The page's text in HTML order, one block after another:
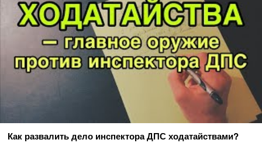
Как развалить дело инспектора ДПС ходатайствами?